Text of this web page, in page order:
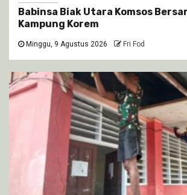
Babinsa Biak Utara Komsos
Kampung Korem
Minggu, 9 Agustus 2026 Fri Fod